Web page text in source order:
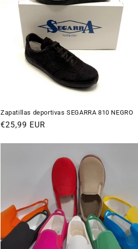
Zapatillas deportivas SEGARRA 810 NEGRO
Precio
€25,99 EUR